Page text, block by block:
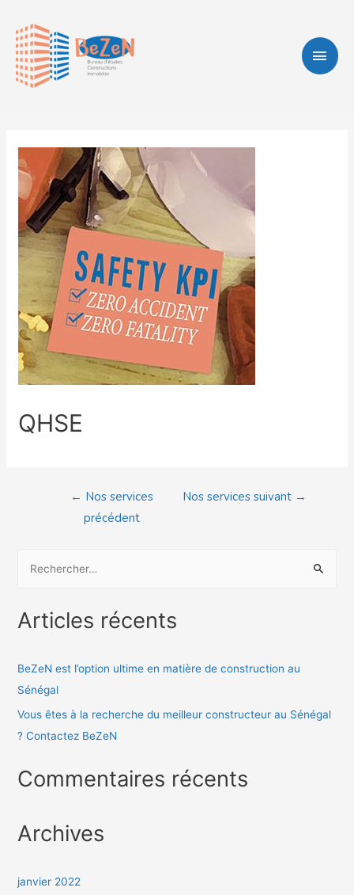
QHSE
← Nos services
précédent
Nos services suivant →
Articles récents
BeZeN est l’option ultime en matière de construction au
Sénégal
Vous êtes à la recherche du meilleur constructeur au Sénégal
? Contactez BeZeN
Commentaires récents
Archives
janvier 2022